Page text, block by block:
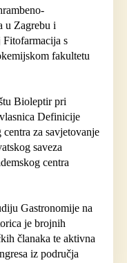
u Zagrebu i
s
fakultetu
Bioleptir pri
Definicije
za savjetovanje
saveza
centra
Gastronomije na
je brojnih
članaka te aktivna
iz područja